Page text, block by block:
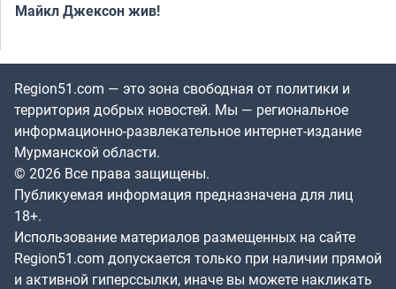
Майкл Джексон жив!
Region51.com — это зона свободная от политики и
территория добрых новостей. Мы — региональное
информационно-развлекательное интернет-издание
Мурманской области.
© 2026 Все права защищены.
Публикуемая информация предназначена для лиц
18+.
Использование материалов размещенных на сайте
Region51.com допускается только при наличии прямой
и активной гиперссылки, иначе вы можете накликать